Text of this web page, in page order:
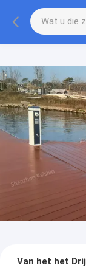
Van het het